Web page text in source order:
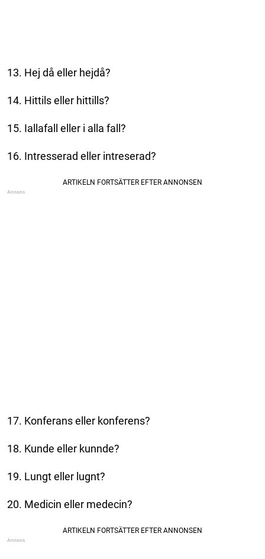
13. Hej då eller hejdå?
14. Hittils eller hittills?
15. Iallafall eller i alla fall?
16. Intresserad eller intreserad?
17. Konferans eller konferens?
18. Kunde eller kunnde?
19. Lungt eller lugnt?
20. Medicin eller medecin?